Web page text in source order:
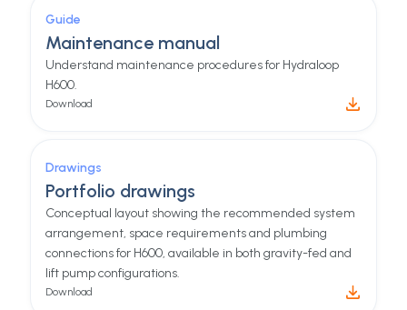
Guide
Maintenance manual
Understand maintenance procedures for Hydraloop
H600.
Download
Drawings
Portfolio drawings
Conceptual layout showing the recommended system
arrangement, space requirements and plumbing
connections for H600, available in both gravity-fed and
lift pump configurations.
Download